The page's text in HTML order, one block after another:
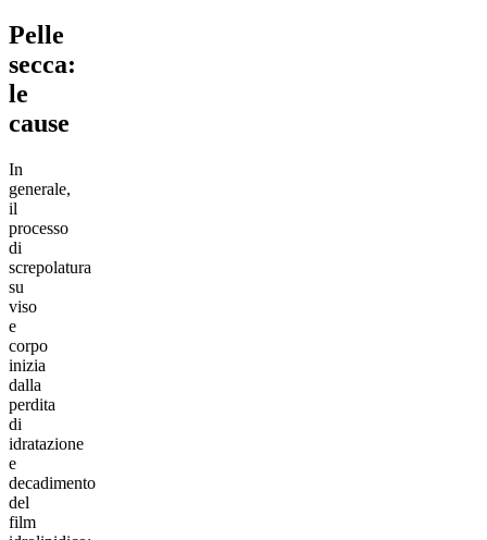
Pelle
secca:
le
cause
In
generale,
il
processo
di
screpolatura
su
viso
e
corpo
inizia
dalla
perdita
di
idratazione
e
decadimento
del
film